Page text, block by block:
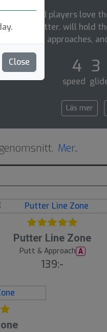
Close
Advanced players love
zone putter. will hold
long approaches,
4
speed
Läs mer
Mer..
Putter Line Zone
Putt & Approach A
139:-